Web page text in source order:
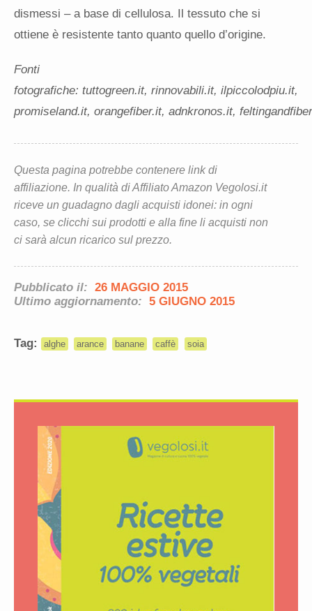
dismessi – a base di cellulosa. Il tessuto che si
ottiene è resistente tanto quanto quello d’origine.
Fonti
fotografiche: tuttogreen.it, rinnovabili.it, ilpiccolodpiu.it,
promiseland.it, orangefiber.it, adnkronos.it,
Questa pagina potrebbe contenere link di
affiliazione. In qualità di Affiliato Amazon Vegolosi.it
riceve un guadagno dagli acquisti idonei: in ogni
caso, se clicchi sui prodotti e alla fine li acquisti non
ci sarà alcun ricarico sul prezzo.
Pubblicato il: 26 MAGGIO 2015
Ultimo aggiornamento: 5 GIUGNO 2015
Tag: alghe arance banane caffè soia